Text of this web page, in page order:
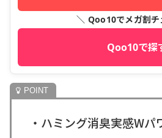
＼ Qoo10でメガ割チ
Qoo10で探
・ハミング消臭実感W